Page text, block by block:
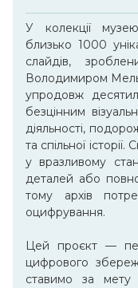
У колекції
близько 1000
слайдів,
Володимиром
упродовж
безцінним
діяльності,
та спільної
у вразливому
деталей або
тому архів
оцифрування.
Цей проєкт —
цифрового
ставимо за мету